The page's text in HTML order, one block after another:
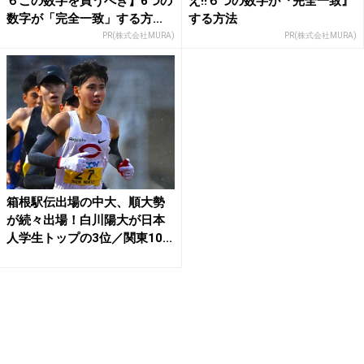
数字が「完全一致」する方...
PR(株式会社MURA)
する方法
PR(株式会社MURA)
箱根駅伝出場の中大、順大勢
が続々出場！白川陽大が日本
人学生トップの3位／関東10...